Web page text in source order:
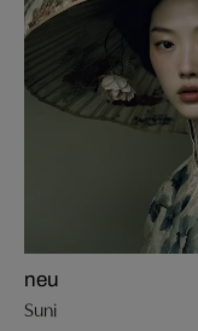
neu
Suni